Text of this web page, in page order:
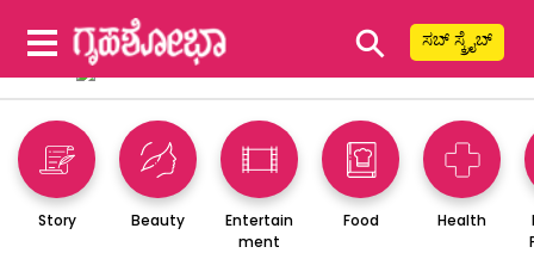
⚲ ಸಬ್ ಸ್ಕ್ರೈಬ್
Story Beauty
Entertain
ment
Food Health